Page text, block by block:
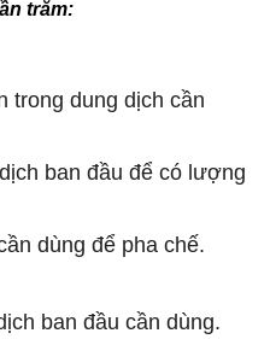
trăm:
trong dung dịch cần
ban đầu để có lượng
dùng để pha chế.
ban đầu cần dùng.